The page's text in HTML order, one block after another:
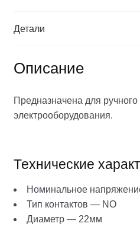
Детали
Описание
Предназначена для
электрооборудования.
Технические
Номинальное
Тип контактов — NO
Диаметр — 22мм